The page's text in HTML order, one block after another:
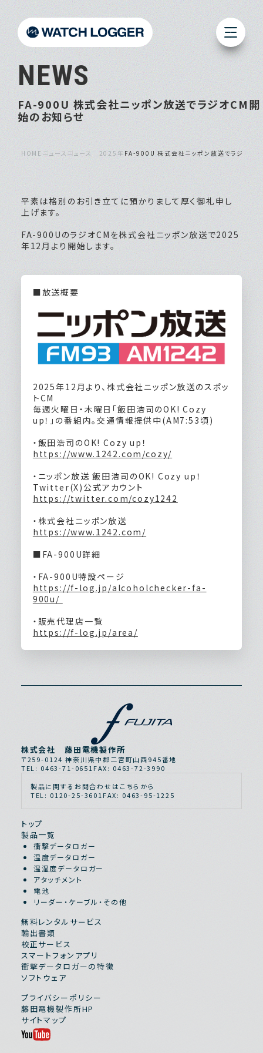
NEWS
FA-900U 株式会社ニッポン放送でラジオCM開
始のお知らせ
HOME ニュース ニュース 2025年 FA-900U 株式会社ニッポン放送でラジオCM
平素は格別のお引き立てに預かりまして厚く御礼申し
上げます。
FA-900UのラジオCMを株式会社ニッポン放送で2025
年12月より開始します。
■放送概要
2025年12月より、株式会社ニッポン放送のスポッ
トCM
毎週火曜日・木曜日「飯田浩司のOK! Cozy
up！」の番組内。交通情報提供中(AM7:53頃)
・飯田浩司のOK! Cozy up！
https://www.1242.com/cozy/
・ニッポン放送 飯田浩司のOK! Cozy up！
Twitter(X)公式アカウント
https://twitter.com/cozy1242
・株式会社ニッポン放送
https://www.1242.com/
■FA-900U詳細
・FA-900U特設ページ
https://f-log.jp/alcoholchecker-fa-
900u/
・販売代理店一覧
https://f-log.jp/area/
株式会社 藤田電機製作所
〒259-0124 神奈川県中郡二宮町山西945番地
TEL: 0463-71-0651 FAX: 0463-72-3990
製品に関するお問合わせはこちらから
TEL: 0120-25-3601 FAX: 0463-95-1225
トップ
製品一覧
衝撃データロガー
温度データロガー
温湿度データロガー
アタッチメント
電池
リーダー・ケーブル・その他
無料レンタルサービス
輸出書類
校正サービス
スマートフォンアプリ
衝撃データロガーの特徴
ソフトウェア
プライバシーポリシー
藤田電機製作所HP
サイトマップ